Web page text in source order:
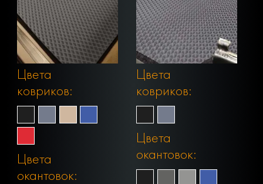
Цвета
ковриков:
Цвета
окантовок:
Цвета
ковриков:
Цвета
окантовок: